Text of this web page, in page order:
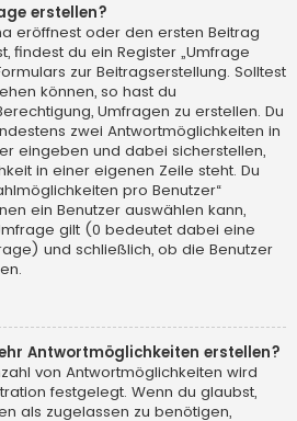
erstellen?
eröffnest oder den ersten Beitrag
findest du ein Register „Umfrage
zur Beitragserstellung. Solltest
können, so hast du
Umfragen zu erstellen. Du
zwei Antwortmöglichkeiten in
eingeben und dabei sicherstellen,
in einer eigenen Zeile steht. Du
pro Benutzer“
ein Benutzer auswählen kann,
gilt (0 bedeutet dabei eine
und schließlich, ob die Benutzer
Antwortmöglichkeiten erstellen?
von Antwortmöglichkeiten wird
festgelegt. Wenn du glaubst,
als zugelassen zu benötigen,